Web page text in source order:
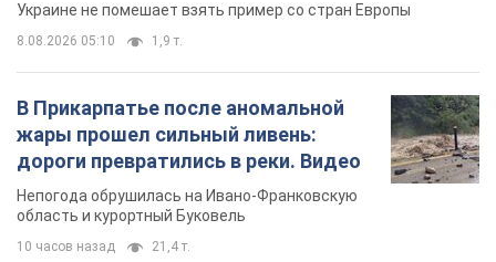
Украине не помешает взять пример со стран Европы
8.08.2026 05:10 1,9 т.
В Прикарпатье после аномальной
жары прошел сильный ливень:
дороги превратились в реки. Видео
Непогода обрушилась на Ивано-Франковскую
область и курортный Буковель
10 часов назад 21,4 т.